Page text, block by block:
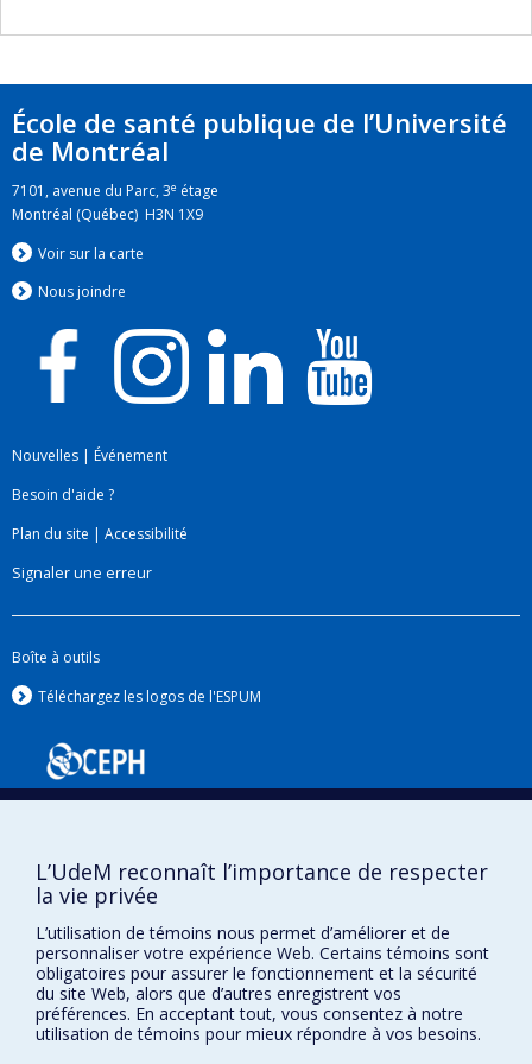
École de santé publique de l’Université
de Montréal
7101, avenue du Parc, 3e étage
Montréal (Québec) H3N 1X9
Voir sur la carte
Nous joindre
Nouvelles | Événement
Besoin d'aide ?
Plan du site | Accessibilité
Signaler une erreur
Boîte à outils
Téléchargez les logos de l'ESPUM
Confidentialité
Conditions d’utilisation
Paramètres des témoins
Université de
Montréal
L’UdeM reconnaît l’importance de respecter
la vie privée
L’utilisation de témoins nous permet d’améliorer et de
personnaliser votre expérience Web. Certains témoins sont
obligatoires pour assurer le fonctionnement et la sécurité
du site Web, alors que d’autres enregistrent vos
préférences. En acceptant tout, vous consentez à notre
utilisation de témoins pour mieux répondre à vos besoins.